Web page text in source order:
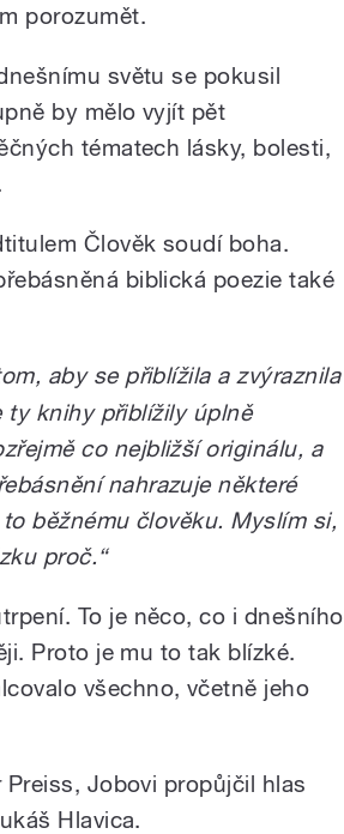
porozumět.
světu se pokusil
by mělo vyjít pět
tématech lásky, bolesti,
Člověk soudí boha.
biblická poezie také
aby se přiblížila a zvýraznila
ty knihy přiblížily úplně
co nejbližší originálu, a
nahrazuje některé
běžnému člověku. Myslím si,
proč.“
To je něco, co i dnešního
Proto je mu to tak blízké.
všechno, včetně jeho
Jobovi propůjčil hlas
Hlavica.